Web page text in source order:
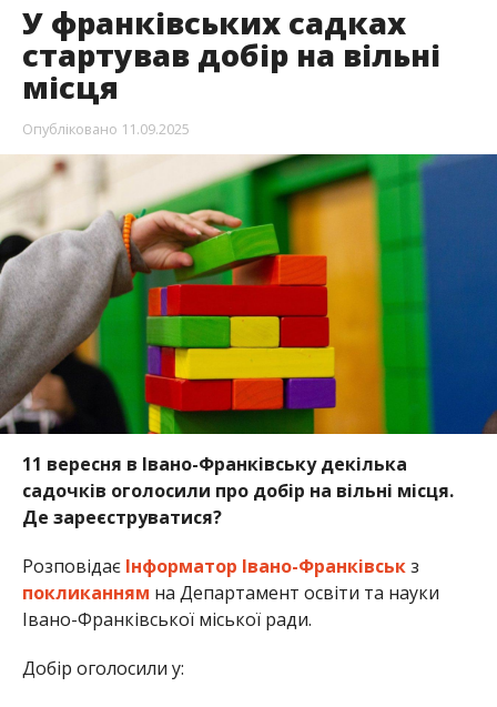
У франківських садках
стартував добір на вільні
місця
Опубліковано 11.09.2025
11 вересня в Івано-Франківську декілька
садочків оголосили про добір на вільні місця.
Де зареєструватися?
Розповідає Інформатор Івано-Франківськз
покликанням на Департамент освіти та науки
Івано-Франківської міської ради.
Добір оголосили у: